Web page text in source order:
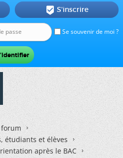
Se souvenir de moi ?
 S'inscrire
étudiants et élèves
après le BAC